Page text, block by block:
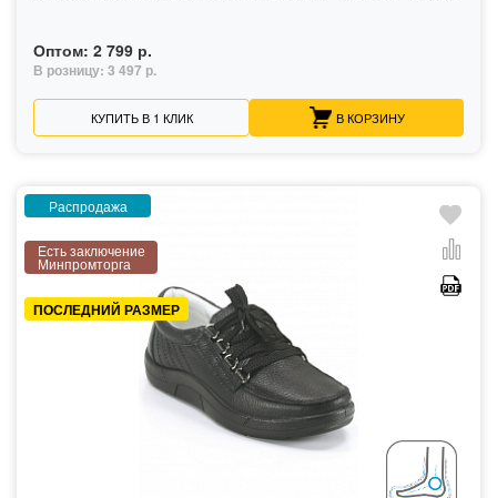
Оптом: 2 799 р.
В розницу: 3 497 р.
КУПИТЬ В 1 КЛИК В КОРЗИНУ
Распродажа
Есть заключение
Минпромторга
ПОСЛЕДНИЙ РАЗМЕР